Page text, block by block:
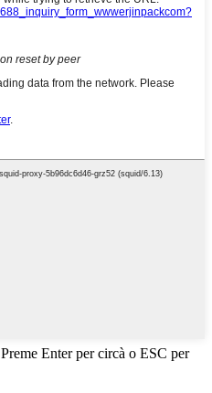
Preme Enter per circà o ESC per